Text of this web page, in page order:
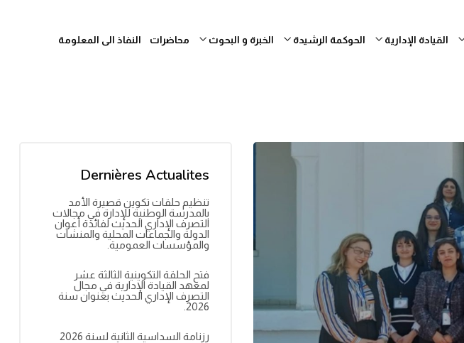
القيادة الإدارية الحوكمة الرشيدة الخبرة و البحوث محاضرات
النفاذ الى المعلومة
Dernières Actualites
تنظيم حلقات تكوين قصيرة الأمد
بالمدرسة الوطنية للإدارة في مجالات
التصرف الإداري الحديث لفائدة أعوان
الدولة والجماعات المحلية والمنشآت
والمؤسسات العمومية.
فتح الحلقة التكوينية الثالثة عشر
لمعهد القيادة الإدارية في مجال
التصرف الإداري الحديث بعنوان سنة
2026.
رزنامة السداسية الثانية لسنة 2026